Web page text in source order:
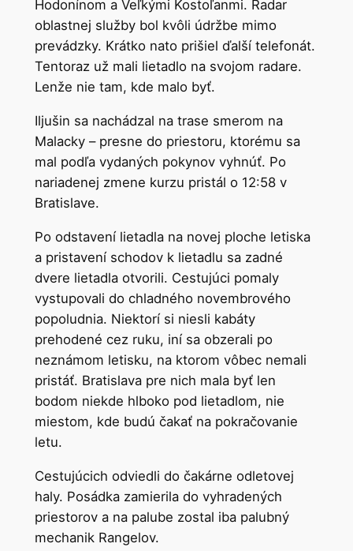
Hodonínom a Veľkými Kostoľanmi. Radar
oblastnej služby bol kvôli údržbe mimo
prevádzky. Krátko nato prišiel ďalší telefonát.
Tentoraz už mali lietadlo na svojom radare.
Lenže nie tam, kde malo byť.
Iljušin sa nachádzal na trase smerom na
Malacky – presne do priestoru, ktorému sa
mal podľa vydaných pokynov vyhnúť. Po
nariadenej zmene kurzu pristál o 12:58 v
Bratislave.
Po odstavení lietadla na novej ploche letiska
a pristavení schodov k lietadlu sa zadné
dvere lietadla otvorili. Cestujúci pomaly
vystupovali do chladného novembrového
popoludnia. Niektorí si niesli kabáty
prehodené cez ruku, iní sa obzerali po
neznámom letisku, na ktorom vôbec nemali
pristáť. Bratislava pre nich mala byť len
bodom niekde hlboko pod lietadlom, nie
miestom, kde budú čakať na pokračovanie
letu.
Cestujúcich odviedli do čakárne odletovej
haly. Posádka zamierila do vyhradených
priestorov a na palube zostal iba palubný
mechanik Rangelov.